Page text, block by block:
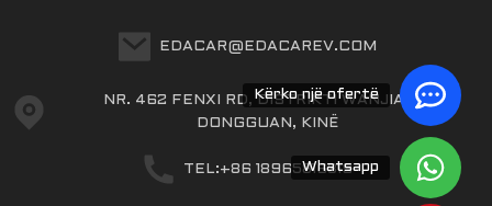
Kërko një ofertë
Whatsapp
EDACAR@EDACAREV.COM
NR. 462 FENXI RD, DISTRIKTI WANJIANG,
DONGGUAN, KINË
TEL:+86 18965816319